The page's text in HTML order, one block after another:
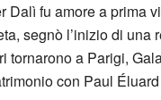
fu amore a prima
segnò l’inizio di una
a Parigi,
con Paul